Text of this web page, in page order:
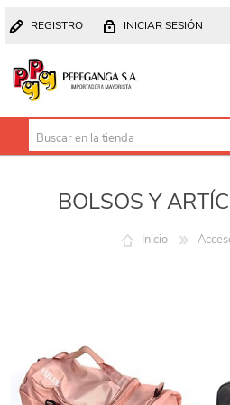
REGISTRO INICIAR SESIÓN
BOLSOS Y
Inicio